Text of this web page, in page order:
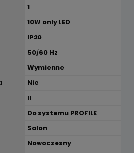
1
10W only LED
IP20
50/60 Hz
Wymienne
Nie
II
Do systemu PROFILE
Salon
Nowoczesny